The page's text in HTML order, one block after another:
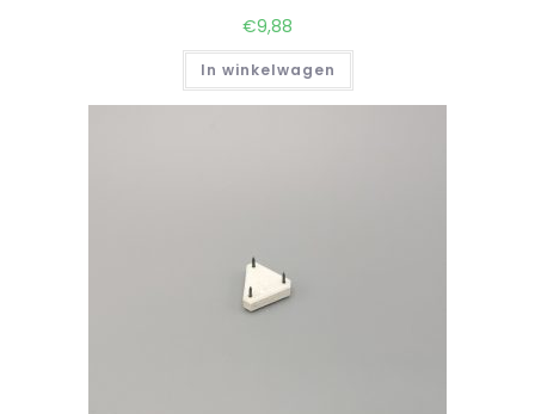
€9,88
In winkelwagen